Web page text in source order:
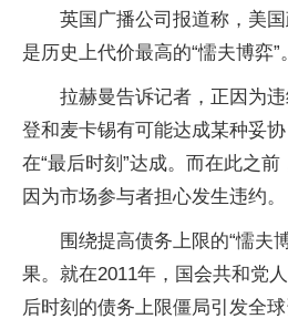
英国广播公司报道称，美
是历史上代价最高的“懦夫博弈”。
拉赫曼告诉记者，正因为
登和麦卡锡有可能达成某种妥
在“最后时刻”达成。而在此之前
因为市场参与者担心发生违约。
围绕提高债务上限的“懦夫
果。就在2011年，国会共和党
后时刻的债务上限僵局引发全